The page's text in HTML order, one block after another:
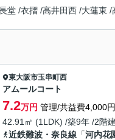
堂 /衣摺 /高井田西 /大蓮東 /
東大阪市玉串町西
アムールコート
7.2万円 管理/共益費4,000円
42.91㎡ (1LDK) /築9年 /2階建
近鉄難波・奈良線 「河内花